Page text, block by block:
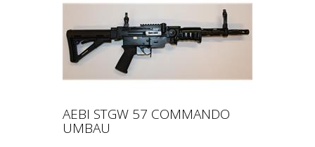
AEBI STGW 57 COMMANDO
UMBAU